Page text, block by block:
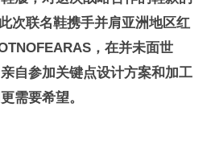
次联名鞋携手并肩亚洲地区红
，在并未面世
自参加关键点设计方案和加工
需要希望。